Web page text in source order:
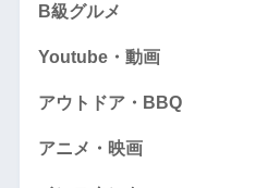
B級グルメ
Youtube・動画
アウトドア・BBQ
アニメ・映画